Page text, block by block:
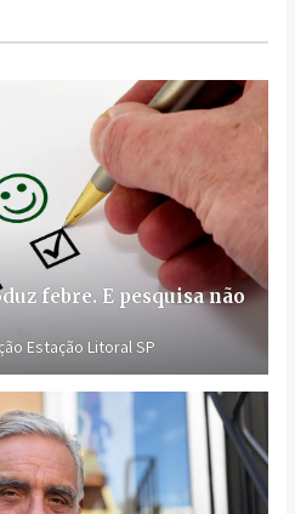
febre. E pesquisa não
Estação Litoral SP